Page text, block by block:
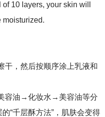
10 layers, your skin will
moisturized.
干，然后按顺序涂上乳液和
容油→化妆水→美容油等分
“千层酥方法”，肌肤会变得